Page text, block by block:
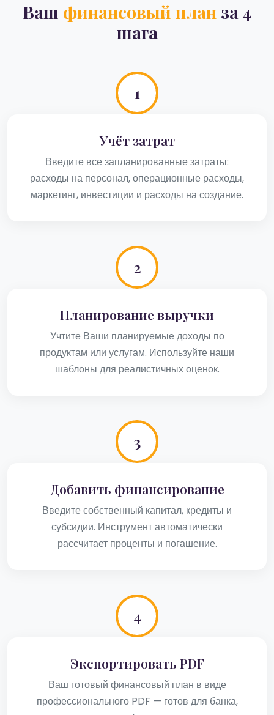
Ваш финансовый план за 4
шага
1
Учёт затрат
Введите все запланированные затраты:
расходы на персонал, операционные расходы,
маркетинг, инвестиции и расходы на создание.
2
Планирование выручки
Учтите Ваши планируемые доходы по
продуктам или услугам. Используйте наши
шаблоны для реалистичных оценок.
3
Добавить финансирование
Введите собственный капитал, кредиты и
субсидии. Инструмент автоматически
рассчитает проценты и погашение.
4
Экспортировать PDF
Ваш готовый финансовый план в виде
профессионального PDF — готов для банка,